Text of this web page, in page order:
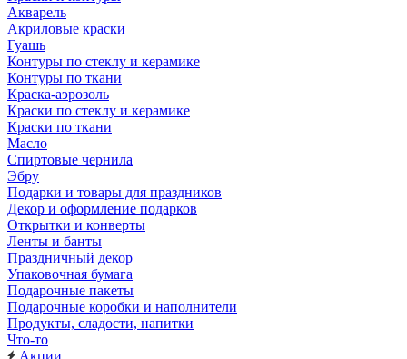
Акварель
Акриловые краски
Гуашь
Контуры по стеклу и керамике
Контуры по ткани
Краска-аэрозоль
Краски по стеклу и керамике
Краски по ткани
Масло
Спиртовые чернила
Эбру
Подарки и товары для праздников
Декор и оформление подарков
Открытки и конверты
Ленты и банты
Праздничный декор
Упаковочная бумага
Подарочные пакеты
Подарочные коробки и наполнители
Продукты, сладости, напитки
Что-то
Акции